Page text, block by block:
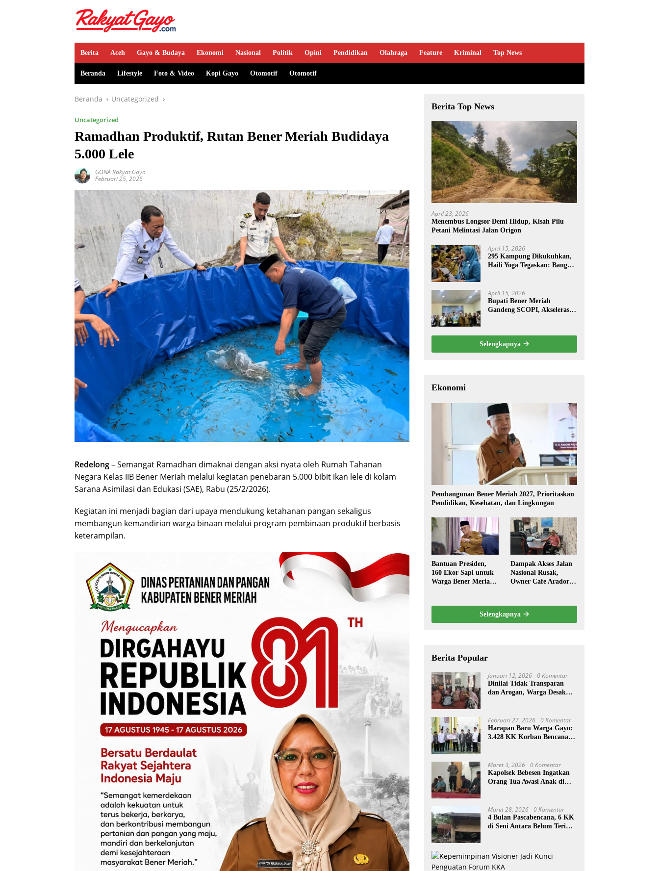
Berita Aceh Gayo & Budaya Ekonomi Nasional Politik Opini Pendidikan Olahraga Feature Kriminal Top News
Beranda Lifestyle Foto & Video Kopi Gayo Otomotif Otomotif
Beranda Uncategorized
Uncategorized
Ramadhan Produktif, Rutan Bener Meriah Budidaya
5.000 Lele
GONA Rakyat Gayo
Februari 25, 2026
Redelong– Semangat Ramadhan dimaknai dengan aksi nyata oleh Rumah Tahanan
Negara Kelas IIB Bener Meriah melalui kegiatan penebaran 5.000 bibit ikan lele di kolam
Sarana Asimilasi dan Edukasi (SAE), Rabu (25/2/2026).
Kegiatan ini menjadi bagian dari upaya mendukung ketahanan pangan sekaligus
membangun kemandirian warga binaan melalui program pembinaan produktif berbasis
keterampilan.
Berita Top News
April 23, 2026
Menembus Longsor Demi Hidup, Kisah Pilu
Petani Melintasi Jalan Origon
April 15, 2026
295 Kampung Dikukuhkan,
Haili Yoga Tegaskan: Bangun
April 15, 2026
Bupati Bener Meriah
Gandeng SCOPI, Akselerasi
Selengkapnya
Ekonomi
Pembangunan Bener Meriah 2027, Prioritaskan
Pendidikan, Kesehatan, dan Lingkungan
Bantuan Presiden,
160 Ekor Sapi untuk
Warga Bener Meriah
Dampak Akses Jalan
Nasional Rusak,
Owner Cafe Arador
Selengkapnya
Berita Popular
Januari 12, 2026 0 Komentar
Dinilai Tidak Transparan
dan Arogan, Warga Desak
Februari 27, 2026 0 Komentar
Harapan Baru Warga Gayo:
3.428 KK Korban Bencana
Maret 3, 2026 0 Komentar
Kapolsek Bebesen Ingatkan
Orang Tua Awasi Anak di
Maret 28, 2026 0 Komentar
4 Bulan Pascabencana, 6 KK
di Seni Antara Belum Terima